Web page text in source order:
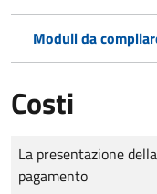
Moduli da
Costi
Tipo di pagamento
Importo
La presentazione
pagamento